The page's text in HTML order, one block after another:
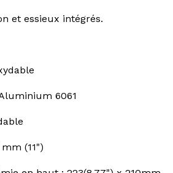
et essieux intégrés.
6061
(11")